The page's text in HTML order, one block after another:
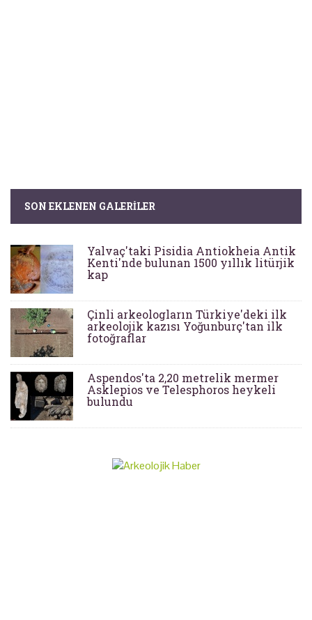
SON EKLENEN GALERILER
Yalvaç'taki Pisidia Antiokheia Antik
Kenti'nde bulunan 1500 yıllık litürjik
kap
Çinli arkeologların Türkiye'deki ilk
arkeolojik kazısı Yoğunburç'tan ilk
fotoğraflar
Aspendos'ta 2,20 metrelik mermer
Asklepios ve Telesphoros heykeli
bulundu